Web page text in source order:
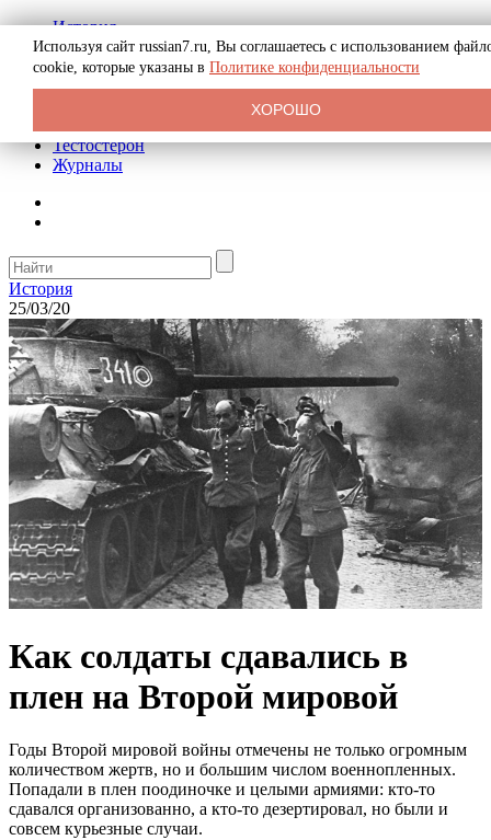
История
Биография
Криминал
Реклама на сайте
Тестостерон
Журналы
История
25/03/20
Как солдаты сдавались в
плен на Второй мировой
Годы Второй мировой войны отмечены не только огромным
количеством жертв, но и большим числом военнопленных.
Попадали в плен поодиночке и целыми армиями: кто-то
сдавался организованно, а кто-то дезертировал, но были и
совсем курьезные случаи.
Используя сайт russian7.ru, Вы соглашаетесь с использованием
cookie, которые указаны в Политике конфиденциальности
ХОРОШО